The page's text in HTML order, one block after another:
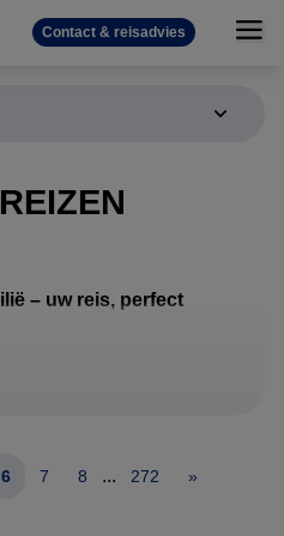
Contact & reisadvies
– uw reis, perfect
vraagt om meer dan alleen
route. Daarom
6 7 8 ... 272 »